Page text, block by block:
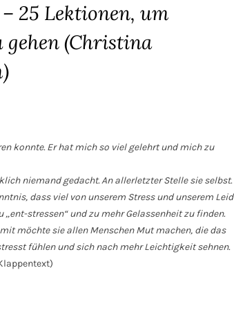
25 Lektionen, um
gehen (Christina
konnte. Er hat mich so viel gelehrt und mich zu
niemand gedacht. AnallerletzterStelle sie selbst.
dass viel von unserem Stress und unserem Leid
stressen“ und zu mehr Gelassenheit zu finden.
möchte sie allen Menschen Mut machen, die das
fühlen und sich nach mehr Leichtigkeit sehnen.